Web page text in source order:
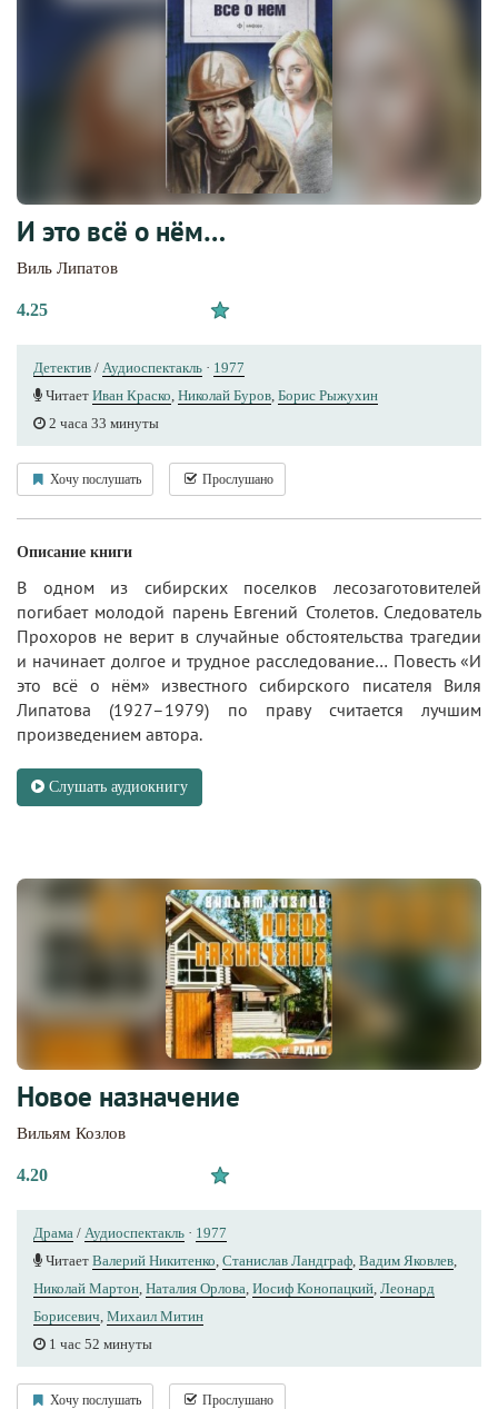
И это всё о нём…
Виль Липатов
4.25
Детектив / Аудиоспектакль · 1977
Читает Иван Краско, Николай Буров, Борис Рыжухин
2 часа 33 минуты
Хочу послушать Прослушано
Описание книги
В одном из сибирских поселков лесозаготовителей
погибает молодой парень Евгений Столетов. Следователь
Прохоров не верит в случайные обстоятельства трагедии
и начинает долгое и трудное расследование… Повесть «И
это всё о нём» известного сибирского писателя Виля
Липатова (1927–1979) по праву считается лучшим
произведением автора.
Слушать аудиокнигу
Новое назначение
Вильям Козлов
4.20
Драма / Аудиоспектакль · 1977
Читает Валерий Никитенко Станислав Ландграф Вадим Яковлев
Николай Мартон Наталия Орлова Иосиф Конопацкий Леонард
Борисевич Михаил Митин
1 час 52 минуты
Хочу послушать Прослушано